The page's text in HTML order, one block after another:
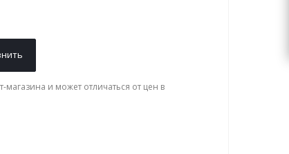
магазина и может отличаться от цен в